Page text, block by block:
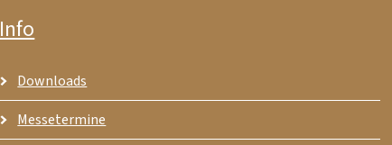
Info
Downloads
Messetermine